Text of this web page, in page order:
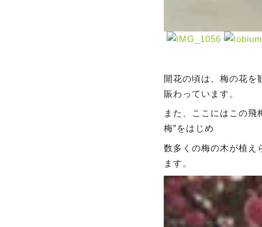
開花の頃は、梅の花を
賑わっています。
また、ここにはこの飛
梅”をはじめ
数多くの梅の木が植え
ます。